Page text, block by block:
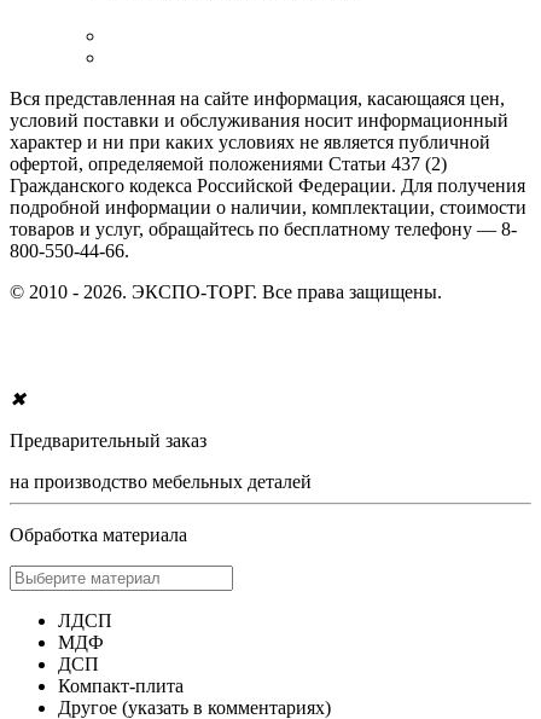
Вся представленная на сайте информация, касающаяся цен,
условий поставки и обслуживания носит информационный
характер и ни при каких условиях не является публичной
офертой, определяемой положениями Статьи 437 (2)
Гражданского кодекса Российской Федерации. Для получения
подробной информации о наличии, комплектации, стоимости
товаров и услуг, обращайтесь по бесплатному телефону — 8-
800-550-44-66.
© 2010 - 2026. ЭКСПО-ТОРГ. Все права защищены.
✖
Предварительный заказ
на производство мебельных деталей
Обработка материала
ЛДСП
МДФ
ДСП
Компакт-плита
Другое (указать в комментариях)